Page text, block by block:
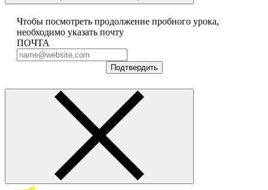
Чтобы посмотреть продолжение пробного урока,
необходимо указать почту
ПОЧТА
Подтвердить